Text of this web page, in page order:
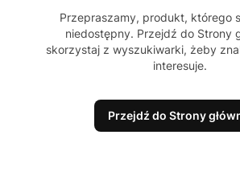
Przepraszamy, produkt, którego
niedostępny. Przejdź do Strony
skorzystaj z wyszukiwarki, żeby
interesuje.
Przejdź do Strony